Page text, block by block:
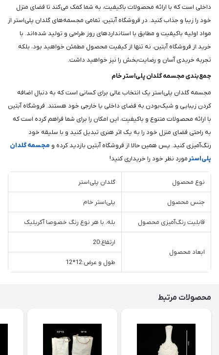
داخلی است که با ارائه محصولات باکیفیت، به شما کمک می‌کند تا فضای منزل
خود را زیبا و جذاب کنید. در فروشگاه آبتین، تمامی مجسمه‌های گلدان پلی‌استر از
مواد اولیه باکیفیت و مطابق با استانداردهای روز طراحی و تولید شده‌اند. با
خرید از فروشگاه آبتین، نه تنها از کیفیت محصول مطمئن خواهید بود، بلکه
تجربه خریدی آسان و رضایت‌بخش را نیز خواهید داشت.
جمع‌بندی مجسمه گلدان پلی‌استر خام
مجسمه گلدان پلی‌استر یک انتخاب عالی برای کسانی است که به دنبال اضافه
کردن زیبایی و شیک‌بودن به فضای داخلی یا خارجی خود هستند. فروشگاه آبتین
با ارائه محصولات متنوع و باکیفیت، این امکان را برای شما فراهم کرده است که
به راحتی فضای منزل خود را به یک اثر هنری تبدیل کنید و با سلیقه خود
رنگ‌آمیزی کنید. پس همین حالا از فروشگاه آبتین بازدید کرده و مجسمه گلدان
پلی‌استر مورد نظر خود را خریداری کنید!
نوع محصول گلدان پلی‌استر
جنس محصول پلی‌استر خام
قابلیت رنگ‌آمیزی محصول بله، با هر نوع رنگ خصوصا آکریلیک
ابعاد محصول
ارتفاع:20
طول و عرض:12*12
محصولات مرتبط